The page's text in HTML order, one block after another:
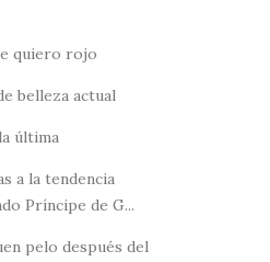
quiero rojo
belleza actual
última
a la tendencia
Príncipe de G...
pelo después del